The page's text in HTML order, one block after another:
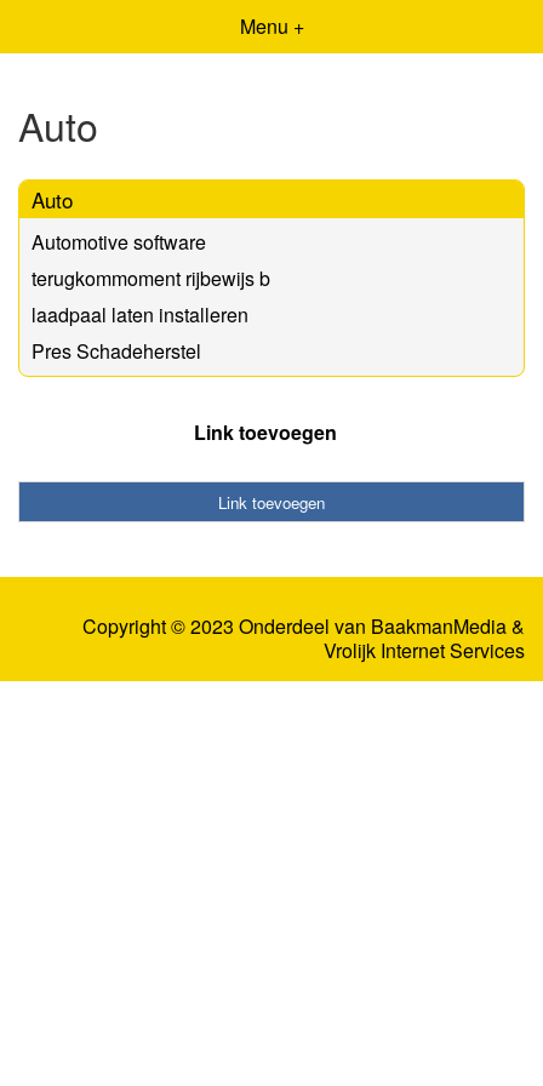
Menu +
Auto
Auto
Automotive software
terugkommoment rijbewijs b
laadpaal laten installeren
Pres Schadeherstel
Link toevoegen
Link toevoegen
Copyright © 2023 Onderdeel van BaakmanMedia&
Vrolijk Internet Services